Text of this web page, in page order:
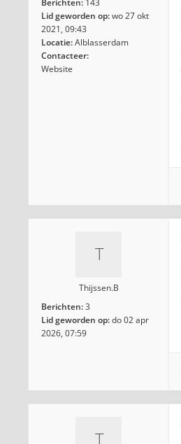
Berichten: 143
Lid geworden op:wo 27 okt
2021, 09:43
Locatie:Alblasserdam
Contacteer:
Website
Thijssen.B
Berichten:3
Lid geworden op:do 02 apr
2026, 07:59